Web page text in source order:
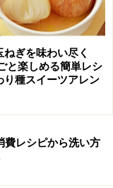
らす。重箱の縦
具を25コの心づ
ねぎを味わい尽く
と楽しめる簡単レシ
り種スイーツアレン
費レシピから洗い方